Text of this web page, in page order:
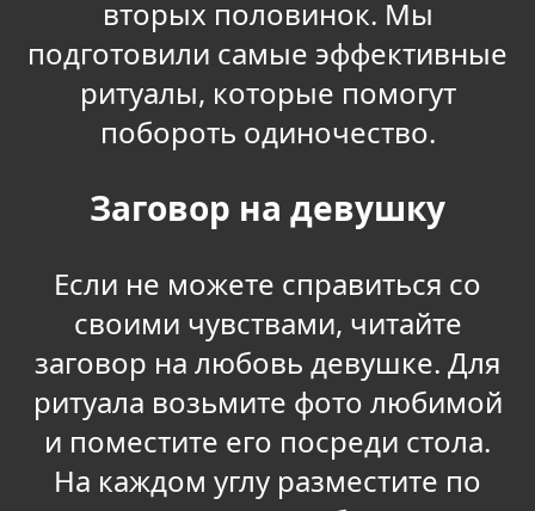
вторых половинок. Мы
подготовили самые эффективные
ритуалы, которые помогут
побороть одиночество.
Заговор на девушку
Если не можете справиться со
своими чувствами, читайте
заговор на любовь девушке. Для
ритуала возьмите фото любимой
и поместите его посреди стола.
На каждом углу разместите по